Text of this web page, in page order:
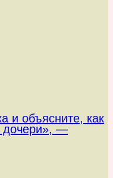
и объясните, как
дочери», —